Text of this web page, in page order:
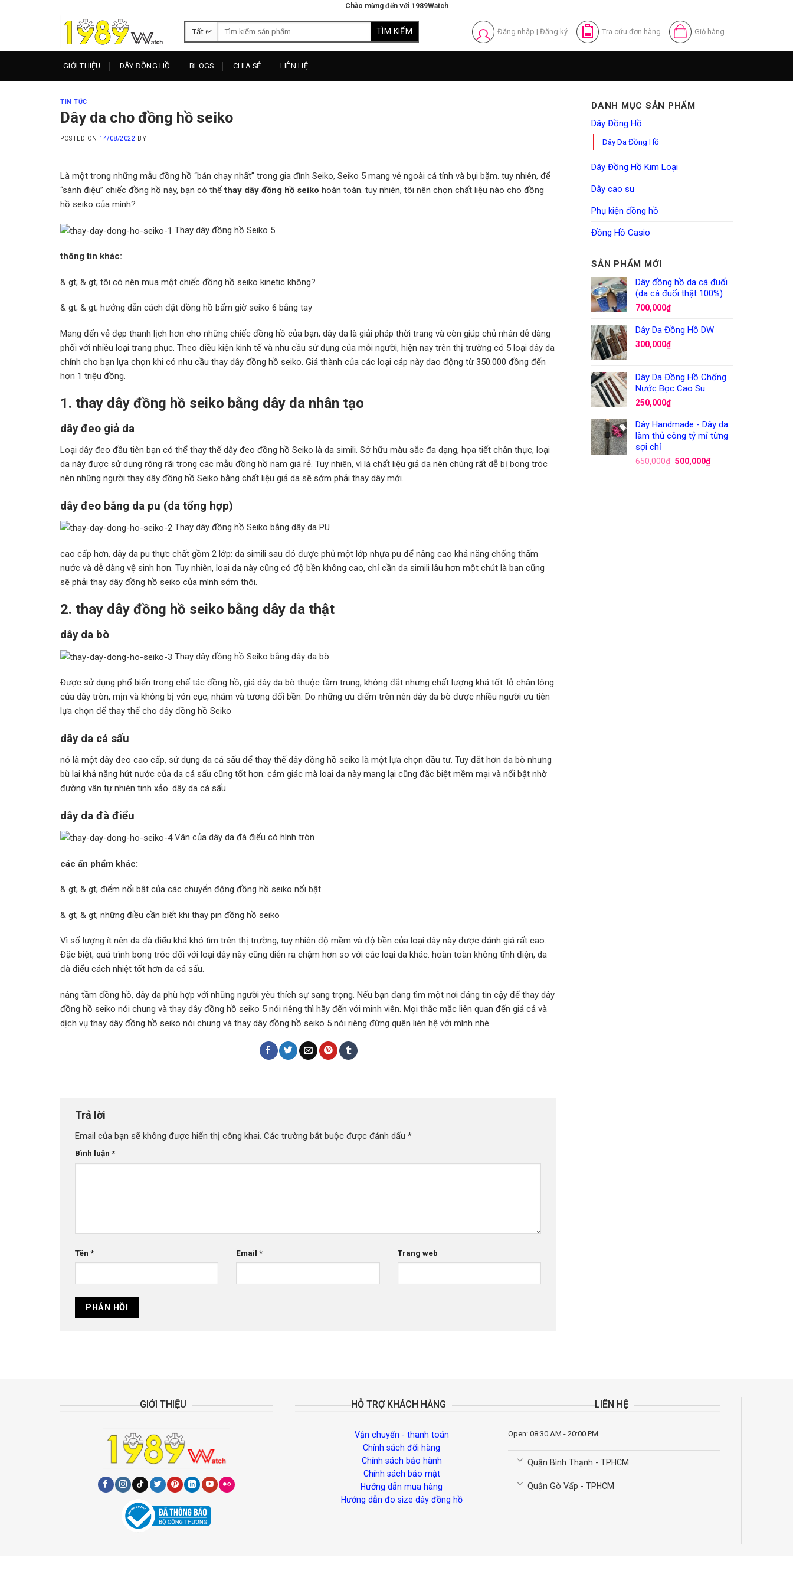
Chào mừng đến với 1989Watch
Tìm
Đăng nhập | Đăng ký Tra cứu đơn hàng Giỏ hàng
GIỚI THIỆU DÂY ĐỒNG HỒ BLOGS CHIA SẺ LIÊN HỆ
TIN TỨC
Dây da cho đồng hồ seiko
POSTED ON 14/08/2022 BY
Là một trong những mẫu đồng hồ “bán chạy nhất” trong gia đình Seiko, Seiko 5 mang vẻ ngoài cá tính và bụi bặm. tuy nhiên, để
“sành điệu” chiếc đồng hồ này, bạn có thểthay dây đồng hồ seiko hoàn toàn. tuy nhiên, tôi nên chọn chất liệu nào cho đồng
hồ seiko của mình?
Thay dây đồng hồ Seiko 5
thông tin khác:
& gt; & gt; tôi có nên mua một chiếc đồng hồ seiko kinetic không?
& gt; & gt; hướng dẫn cách đặt đồng hồ bấm giờ seiko 6 bằng tay
Mang đến vẻ đẹp thanh lịch hơn cho những chiếc đồng hồ của bạn, dây da là giải pháp thời trang và còn giúp chủ nhân dễ dàng
phối với nhiều loại trang phục. Theo điều kiện kinh tế và nhu cầu sử dụng của mỗi người, hiện nay trên thị trường có 5 loại dây da
chính cho bạn lựa chọn khi có nhu cầu thay dây đồng hồ seiko. Giá thành của các loại cáp này dao động từ 350.000 đồng đến
hơn 1 triệu đồng.
1. thay dây đồng hồ seiko bằng dây da nhân tạo
dây đeo giả da
Loại dây đeo đầu tiên bạn có thể thay thế dây đeo đồng hồ Seiko là da simili. Sở hữu màu sắc đa dạng, họa tiết chân thực, loại
da này được sử dụng rộng rãi trong các mẫu đồng hồ nam giá rẻ. Tuy nhiên, vì là chất liệu giả da nên chúng rất dễ bị bong tróc
nên những người thay dây đồng hồ Seiko bằng chất liệu giả da sẽ sớm phải thay dây mới.
dây đeo bằng da pu (da tổng hợp)
Thay dây đồng hồ Seiko bằng dây da PU
cao cấp hơn, dây da pu thực chất gồm 2 lớp: da simili sau đó được phủ một lớp nhựa pu để nâng cao khả năng chống thấm
nước và dễ dàng vệ sinh hơn. Tuy nhiên, loại da này cũng có độ bền không cao, chỉ cần da simili lâu hơn một chút là bạn cũng
sẽ phải thay dây đồng hồ seiko của mình sớm thôi.
2. thay dây đồng hồ seiko bằng dây da thật
dây da bò
Thay dây đồng hồ Seiko bằng dây da bò
Được sử dụng phổ biến trong chế tác đồng hồ, giá dây da bò thuộc tầm trung, không đắt nhưng chất lượng khá tốt: lỗ chân lông
của dây tròn, mịn và không bị vón cục, nhám và tương đối bền. Do những ưu điểm trên nên dây da bò được nhiều người ưu tiên
lựa chọn để thay thế cho dây đồng hồ Seiko
dây da cá sấu
nó là một dây đeo cao cấp, sử dụng da cá sấu để thay thế dây đồng hồ seiko là một lựa chọn đầu tư. Tuy đắt hơn da bò nhưng
bù lại khả năng hút nước của da cá sấu cũng tốt hơn. cảm giác mà loại da này mang lại cũng đặc biệt mềm mại và nổi bật nhờ
đường vân tự nhiên tinh xảo. dây da cá sấu
dây da đà điểu
Vân của dây da đà điểu có hình tròn
các ấn phẩm khác:
& gt; & gt; điểm nổi bật của các chuyển động đồng hồ seiko nổi bật
& gt; & gt; những điều cần biết khi thay pin đồng hồ seiko
Vì số lượng ít nên da đà điểu khá khó tìm trên thị trường, tuy nhiên độ mềm và độ bền của loại dây này được đánh giá rất cao.
Đặc biệt, quá trình bong tróc đối với loại dây này cũng diễn ra chậm hơn so với các loại da khác. hoàn toàn không tĩnh điện, da
đà điểu cách nhiệt tốt hơn da cá sấu.
nâng tầm đồng hồ, dây da phù hợp với những người yêu thích sự sang trọng. Nếu bạn đang tìm một nơi đáng tin cậy để thay dây
đồng hồ seiko nói chung và thay dây đồng hồ seiko 5 nói riêng thì hãy đến với minh viên. Mọi thắc mắc liên quan đến giá cả và
dịch vụ thay dây đồng hồ seiko nói chung và thay dây đồng hồ seiko 5 nói riêng đừng quên liên hệ với mình nhé.
Trả lời
Email của bạn sẽ không được hiển thị công khai. Các trường bắt buộc được đánh dấu *
Bình luận *
Tên * Email* Trang web
DANH MỤC SẢN PHẨM
Dây Đồng Hồ
Dây Da Đồng Hồ
Dây Đồng Hồ Kim Loại
Dây cao su
Phụ kiện đồng hồ
Đồng Hồ Casio
SẢN PHẨM MỚI
Dây đồng hồ da cá đuối
(da cá đuối thật 100%)
700,000₫
Dây Da Đồng Hồ DW
300,000₫
Dây Da Đồng Hồ Chống
Nước Bọc Cao Su
250,000₫
Dây Handmade - Dây da
làm thủ công tỷ mỉ từng
sợi chỉ
650,000₫ 500,000₫
GIỚI THIỆU HỖ TRỢ KHÁCH HÀNG
Vận chuyển - thanh toán
Chính sách đổi hàng
Chính sách bảo hành
Chính sách bảo mật
Hướng dẫn mua hàng
Hướng dẫn đo size dây đồng hồ
LIÊN HỆ
Open: 08:30 AM - 20:00 PM
Quận Bình Thạnh - TPHCM
Quận Gò Vấp - TPHCM